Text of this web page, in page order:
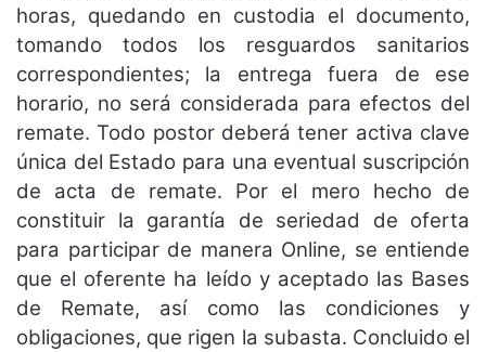
horas, quedando en custodia el documento,
tomando todos los resguardos sanitarios
correspondientes; la entrega fuera de ese
horario, no será considerada para efectos del
remate. Todo postor deberá tener activa clave
única del Estado para una eventual suscripción
de acta de remate. Por el mero hecho de
constituir la garantía de seriedad de oferta
para participar de manera Online, se entiende
que el oferente ha leído y aceptado las Bases
de Remate, así como las condiciones y
obligaciones, que rigen la subasta. Concluido el